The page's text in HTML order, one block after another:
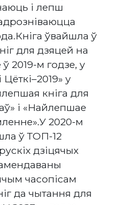
і лепш
ўвайшла ў
для дзяцей на
2019-м годзе, у
у
кніга для
і «Найлепшае
2020-м
ў ТОП-12
дзіцячых
часопісам
да чытання для